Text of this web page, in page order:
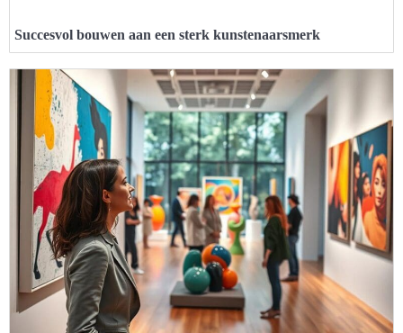
Succesvol bouwen aan een sterk kunstenaarsmerk